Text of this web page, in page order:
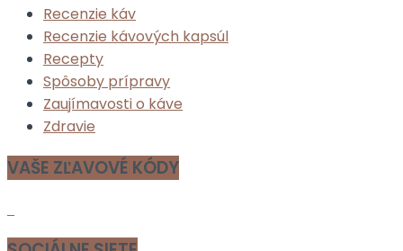
Recenzie káv
Recenzie kávových kapsúl
Recepty
Spôsoby prípravy
Zaujímavosti o káve
Zdravie
VAŠE ZĽAVOVÉ KÓDY